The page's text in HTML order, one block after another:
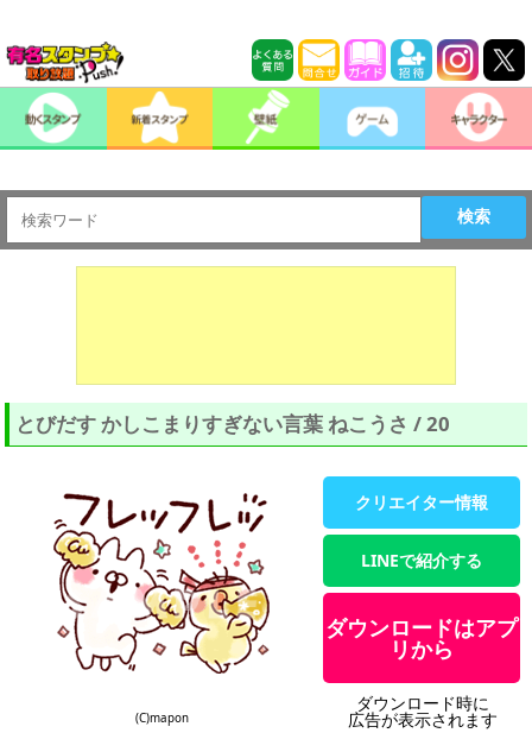
検索
とびだす かしこまりすぎない言葉 ねこうさ / 20
(C)mapon
クリエイター情報
LINEで紹介する
ダウンロードはアプ
リから
ダウンロード時に
広告が表示されます